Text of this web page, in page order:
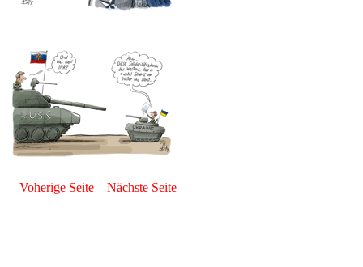
Voherige Seite Nächste Seite